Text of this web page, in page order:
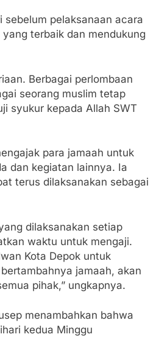
pelaksanaan acara
terbaik dan mendukung
Berbagai perlombaan
seorang muslim tetap
syukur kepada Allah SWT
para jamaah untuk
dan kegiatan lainnya. Ia
terus dilaksanakan sebagai
dilaksanakan setiap
waktu untuk mengaji.
Kota Depok untuk
jamaah, akan
pihak,” ungkapnya.
menambahkan bahwa
kedua Minggu